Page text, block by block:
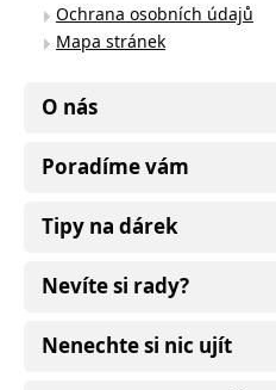
Ochrana osobních údajů
Mapa stránek
O nás
Poradíme vám
Tipy na dárek
Nevíte si rady?
Nenechte si nic ujít